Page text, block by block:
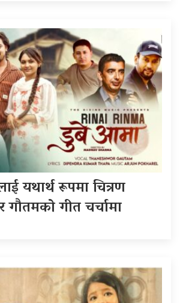
यथार्थ रूपमा चित्रण
गौतमको गीत चर्चामा